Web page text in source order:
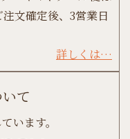
文確定後、3営業日
詳しくは…
て
います。